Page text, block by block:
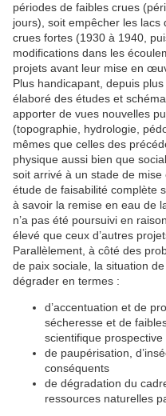
périodes de faibles crues
jours), soit empêcher les lacs
crues fortes (1930 à 1940,
modifications dans les
projets avant leur mise en
Plus handicapant, depuis
élaboré des études et
apporter de vues nouvelles
(topographie, hydrologie,
mêmes que celles des
physique aussi bien que
soit arrivé à un stade de
étude de faisabilité complète
à savoir la remise en eau de
n’a pas été poursuivi en
élevé que ceux d’autres
Parallèlement, à côté des
de paix sociale, la situation
dégrader en termes :
d’accentuation et de
sécheresse et de
scientifique
de paupérisation,
conséquents
de dégradation du
ressources naturelles